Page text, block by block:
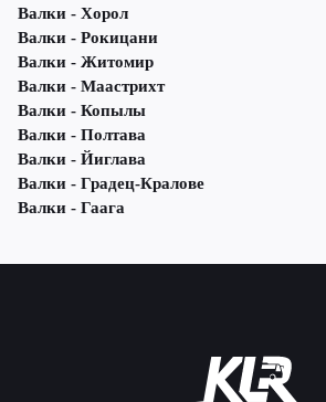
Валки - Хорол
Валки - Рокицани
Валки - Житомир
Валки - Маастрихт
Валки - Копылы
Валки - Полтава
Валки - Йиглава
Валки - Градец-Кралове
Валки - Гаага